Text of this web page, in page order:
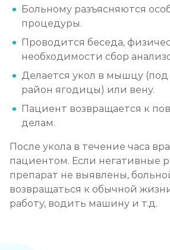
Больному разъясняются
процедуры.
Проводится беседа,
необходимости сбор
Делается укол в мышцу (под
район ягодицы) или вену.
Пациент возвращается к
делам.
После укола в течение часа
пациентом. Если негативные
препарат не выявлены,
возвращаться к обычной
работу, водить машину и т.д.